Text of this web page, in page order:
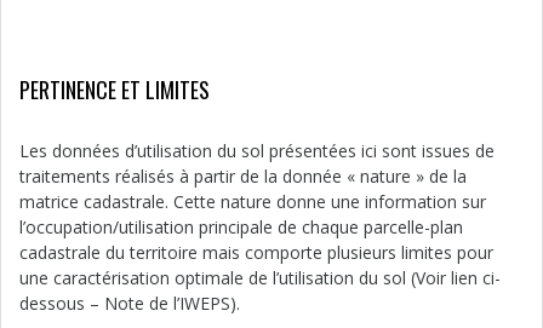
PERTINENCE ET LIMITES
Les données d’utilisation du sol présentées ici sont issues de
traitements réalisés à partir de la donnée « nature » de la
matrice cadastrale. Cette nature donne une information sur
l’occupation/utilisation principale de chaque parcelle-plan
cadastrale du territoire mais comporte plusieurs limites pour
une caractérisation optimale de l’utilisation du sol (Voir lien ci-
dessous – Note de l’IWEPS).